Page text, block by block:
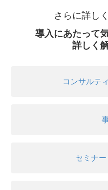
さらに詳し
導入にあたって
詳しく
コンサルテ
セミナー